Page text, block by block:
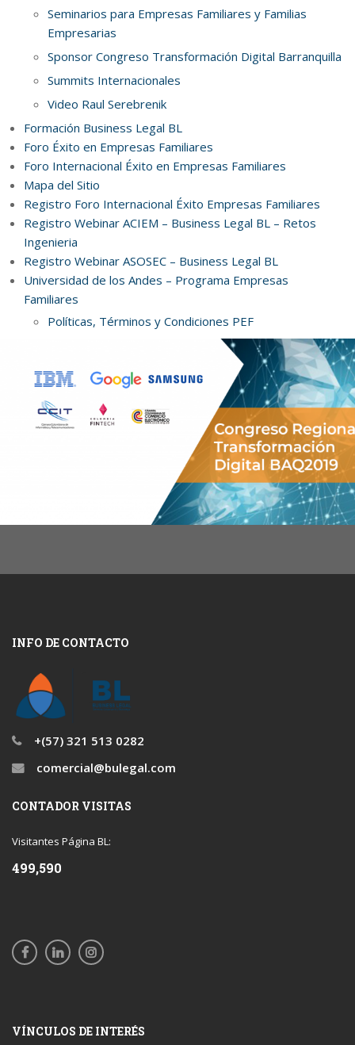
Seminarios para Empresas Familiares y Familias
Empresarias
Sponsor Congreso Transformación Digital Barranquilla
Summits Internacionales
Video Raul Serebrenik
Formación Business Legal BL
Foro Éxito en Empresas Familiares
Foro Internacional Éxito en Empresas Familiares
Mapa del Sitio
Registro Foro Internacional Éxito Empresas Familiares
Registro Webinar ACIEM – Business Legal BL – Retos
Ingenieria
Registro Webinar ASOSEC – Business Legal BL
Universidad de los Andes – Programa Empresas
Familiares
Políticas, Términos y Condiciones PEF
INFO DE CONTACTO
+(57) 321 513 0282
comercial@bulegal.com
CONTADOR VISITAS
Visitantes Página BL:
499,590
VÍNCULOS DE INTERÉS